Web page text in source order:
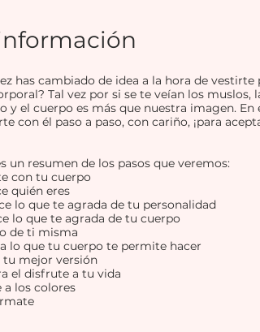
has cambiado de idea a la hora de
Tal vez por si se te veían los muslos,
y el cuerpo es más que nuestra imagen. En
con él paso a paso, con cariño, ¡para
un resumen de los pasos que veremos:
con tu cuerpo
quién eres
lo que te agrada de tu personalidad
lo que te agrada de tu cuerpo
de ti misma
lo que tu cuerpo te permite hacer
tu mejor versión
el disfrute a tu vida
a los colores